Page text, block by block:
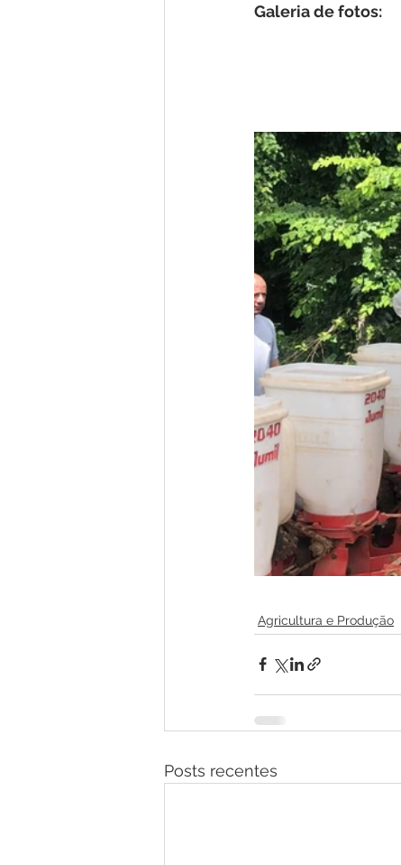
Galeria de fotos:
Agricultura e Produção
Posts recentes